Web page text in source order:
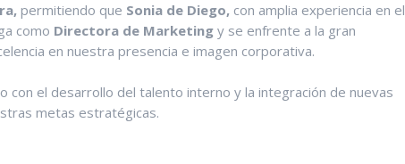
permitiendo que Sonia de Diego, con amplia experiencia en el
como Directora de Marketing y se enfrente a la gran
en nuestra presencia e imagen corporativa.
el desarrollo del talento interno y la integración de nuevas
metas estratégicas.